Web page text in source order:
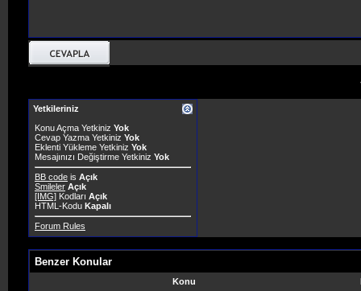
Yetkileriniz
Konu Açma Yetkiniz Yok
Cevap Yazma Yetkiniz Yok
Eklenti Yükleme Yetkiniz Yok
Mesajınızı Değiştirme Yetkiniz Yok
BB code is Açık
Smileler Açık
[IMG] Kodları Açık
HTML-Kodu Kapalı
Forum Rules
Benzer Konular
Konu